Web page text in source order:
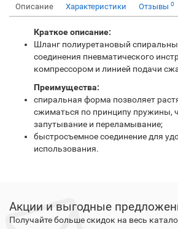
Описание Характеристики Отзывы 0
Краткое описание:
Шланг полиуретановый
соединения пневматического
компрессором и линией подачи
Преимущества:
спиральная форма позволяет
сжиматься по принципу пружины,
запутывание и переламывание;
быстросъемное соединение для
использования.
Акции и выгодные
Получайте больше скидок на весь